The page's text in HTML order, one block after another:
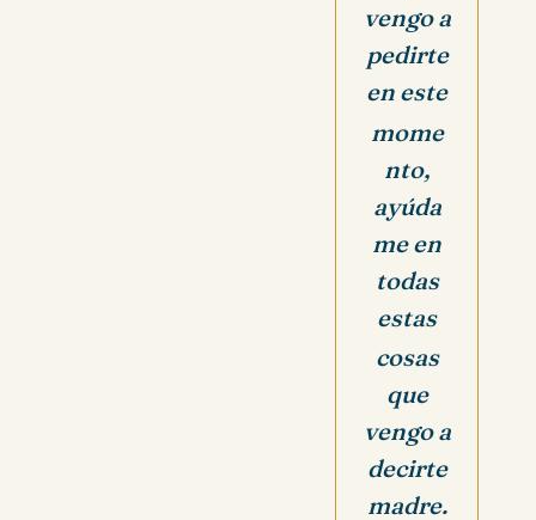
vengo a
pedirte
en este
mome
nto,
ayúda
me en
todas
estas
cosas
que
vengo a
decirte
madre.